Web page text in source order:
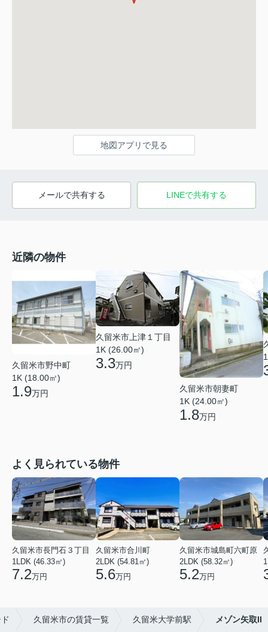
地図アプリで見る
メールで共有する LINEで共有する
近隣の物件
久留米市野中町
1K (18.00㎡)
1.9万円
久留米市上津１丁目
1K (26.00㎡)
3.3万円
久留米市朝妻町
1K (24.00㎡)
1.8万円
よく見られている物件
久留米市長門石３丁目
1LDK (46.33㎡)
7.2万円
久留米市合川町
2LDK (54.81㎡)
5.6万円
久留米市城島町六町原
2LDK (58.32㎡)
5.2万円
久留米市の賃貸一覧 久留米大学前駅 メゾン矢取II